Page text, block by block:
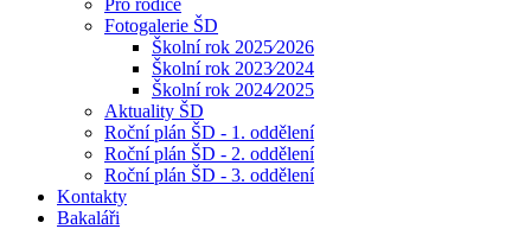
Pro rodiče
Fotogalerie ŠD
Školní rok 2025⁄2026
Školní rok 2023⁄2024
Školní rok 2024⁄2025
Aktuality ŠD
Roční plán ŠD - 1. oddělení
Roční plán ŠD - 2. oddělení
Roční plán ŠD - 3. oddělení
Kontakty
Bakaláři